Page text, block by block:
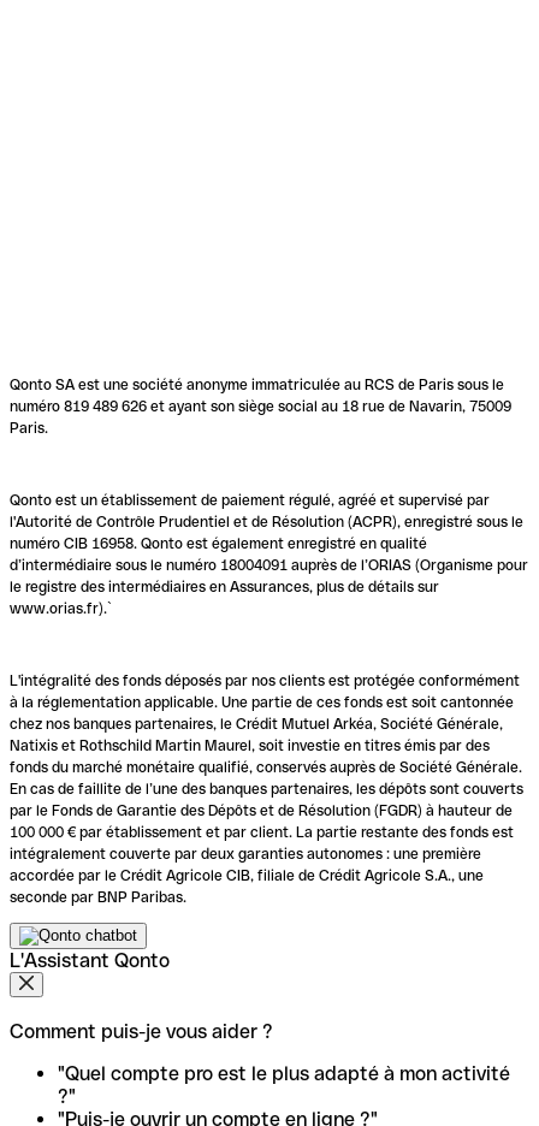
Qonto SA est une société anonyme immatriculée au RCS de Paris sous le
numéro 819 489 626 et ayant son siège social au 18 rue de Navarin, 75009
Paris.
Qonto est un établissement de paiement régulé, agréé et supervisé par
l'Autorité de Contrôle Prudentiel et de Résolution (ACPR), enregistré sous le
numéro CIB 16958. Qonto est également enregistré en qualité
d’intermédiaire sous le numéro 18004091 auprès de l’ORIAS (Organisme pour
le registre des intermédiaires en Assurances, plus de détails sur
www.orias.fr).`
L'intégralité des fonds déposés par nos clients est protégée conformément
à la réglementation applicable. Une partie de ces fonds est soit cantonnée
chez nos banques partenaires, le Crédit Mutuel Arkéa, Société Générale,
Natixis et Rothschild Martin Maurel, soit investie en titres émis par des
fonds du marché monétaire qualifié, conservés auprès de Société Générale.
En cas de faillite de l’une des banques partenaires, les dépôts sont couverts
par le Fonds de Garantie des Dépôts et de Résolution (FGDR) à hauteur de
100 000 € par établissement et par client. La partie restante des fonds est
intégralement couverte par deux garanties autonomes : une première
accordée par le Crédit Agricole CIB, filiale de Crédit Agricole S.A., une
seconde par BNP Paribas.
L'Assistant Qonto
Comment puis-je vous aider ?
"Quel compte pro est le plus adapté à mon activité
?"
"Puis-je ouvrir un compte en ligne ?"